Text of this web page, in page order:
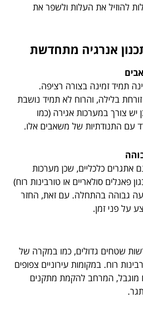
להוזיל את העלות ולשפר את
תמיד זמינה בצורה רציפה.
בלילה, והרוח לא תמיד נושבת
יש צורך במערכות אגירה (כמו
עם התנודתיות של משאבים אלו.
כלכליים, שכן מערכות
פאנלים סולאריים או טורבינות רוח)
גבוהה בהתחלה. עם זאת, החזר
על פני זמן.
שטחים גדולים, כמו במקרה של
רוח. במקומות עירוניים צפופים
מוגבל, המרחב להקמת מתקנים